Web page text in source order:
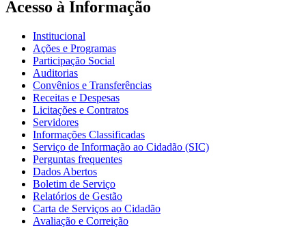
Acesso à Informação
Institucional
Ações e Programas
Participação Social
Auditorias
Convênios e Transferências
Receitas e Despesas
Licitações e Contratos
Servidores
Informações Classificadas
Serviço de Informação ao Cidadão (SIC)
Perguntas frequentes
Dados Abertos
Boletim de Serviço
Relatórios de Gestão
Carta de Serviços ao Cidadão
Avaliação e Correição